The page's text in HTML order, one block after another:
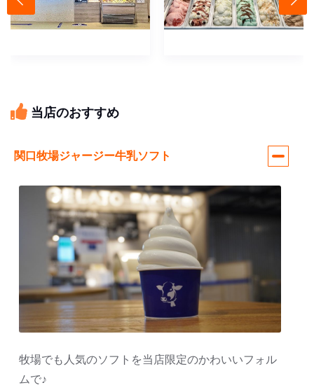
当店のおすすめ
関口牧場ジャージー牛乳ソフト
牧場でも人気のソフトを当店限定のかわいいフォル
ムで♪